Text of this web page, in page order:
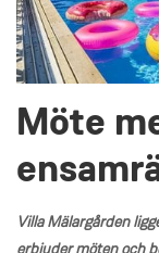
Möte
Villa Mälargården